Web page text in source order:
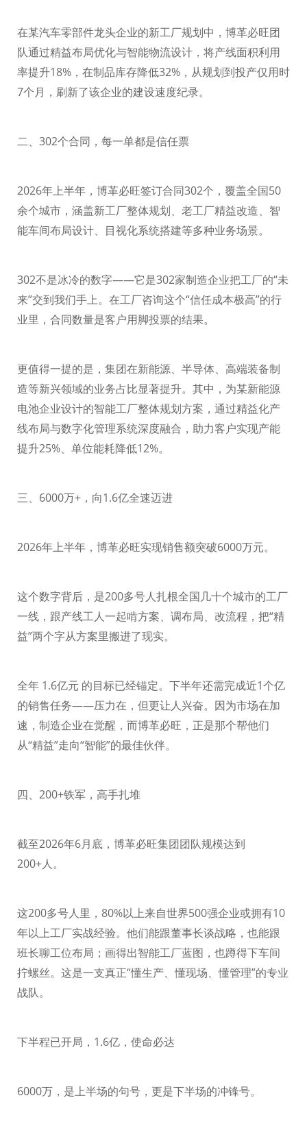
在某汽车零部件龙头企业的新工厂规划中，博革必旺团
队通过精益布局优化与智能物流设计，将产线面积利用
率提升18% ，在制品库存降低32% ，从规划到投产仅用时
7个月，刷新了该企业的建设速度纪录。
二、 302个合同，每一单都是信任票
2026年上半年，博革必旺签订合同302个，覆盖全国50
余个城市，涵盖新工厂整体规划、老工厂精益改造、智
能车间布局设计、目视化系统搭建等多种业务场景。
302不是冰冷的数字——它是302家制造企业把工厂的“未
来”交到我们手上。在工厂咨询这个“信任成本极高”的行
业里，合同数量是客户用脚投票的结果。
更值得一提的是，集团在新能源、半导体、高端装备制
造等新兴领域的业务占比显著提升。其中，为某新能源
电池企业设计的智能工厂整体规划方案，通过精益化产
线布局与数字化管理系统深度融合，助力客户实现产能
提升25%、单位能耗降低12%。
三、 6000万+ ，向1.6亿全速迈进
2026年上半年，博革必旺实现销售额突破6000万元。
这个数字背后，是200多号人扎根全国几十个城市的工厂
一线，跟产线工人一起啃方案、调布局、改流程，把“精
益”两个字从方案里搬进了现实。
全年 1.6亿元 的目标已经锚定。下半年还需完成近1个亿
的销售任务——压力在，但更让人兴奋。因为市场在加
速，制造企业在觉醒，而博革必旺，正是那个帮他们
从“精益”走向“智能”的最佳伙伴。
四、 200+铁军，高手扎堆
截至2026年6月底，博革必旺集团团队规模达到
200+人。
这200多号人里， 80%以上来自世界500强企业或拥有10
年以上工厂实战经验。他们能跟董事长谈战略，也能跟
班长聊工位布局；画得出智能工厂蓝图，也蹲得下车间
拧螺丝。这是一支真正“懂生产、懂现场、懂管理”的专业
战队。
下半程已开局， 1.6亿，使命必达
6000万，是上半场的句号，更是下半场的冲锋号。